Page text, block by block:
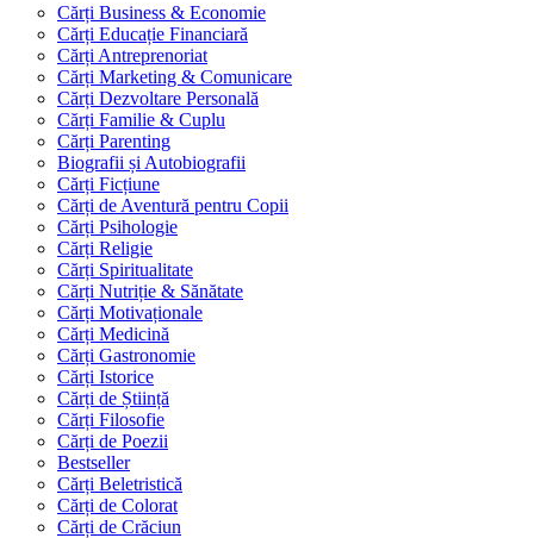
Cărți Business & Economie
Cărți Educație Financiară
Cărți Antreprenoriat
Cărți Marketing & Comunicare
Cărți Dezvoltare Personală
Cărți Familie & Cuplu
Cărți Parenting
Biografii și Autobiografii
Cărți Ficțiune
Cărți de Aventură pentru Copii
Cărți Psihologie
Cărți Religie
Cărți Spiritualitate
Cărți Nutriție & Sănătate
Cărți Motivaționale
Cărți Medicină
Cărți Gastronomie
Cărți Istorice
Cărți de Știință
Cărți Filosofie
Cărți de Poezii
Bestseller
Cărți Beletristică
Cărți de Colorat
Cărți de Crăciun